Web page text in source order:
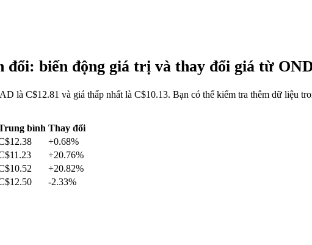
đổi: biến động giá trị và thay đổi giá từ
là C$12.81 và giá thấp nhất là C$10.13. Bạn có thể kiểm tra thêm dữ liệu
bình Thay đổi
+0.68%
+20.76%
+20.82%
-2.33%